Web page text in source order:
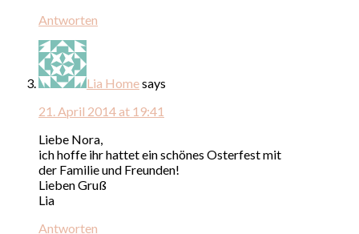
Antworten
Lia Homesays
21. April 2014 at 19:41
Liebe Nora,
ich hoffe ihr hattet ein schönes Osterfest mit
der Familie und Freunden!
Lieben Gruß
Lia
Antworten